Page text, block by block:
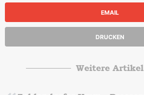
EMAIL
DRUCKEN
Weitere Artikel